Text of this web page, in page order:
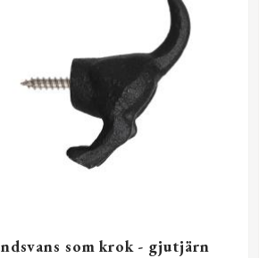
som krok - gjutjärn